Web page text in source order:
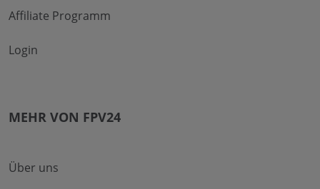
Affiliate Programm
Login
MEHR VON FPV24
Über uns